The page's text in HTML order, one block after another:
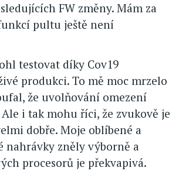
FW změny. Mám za
pultu ještě není
testovat díky Cov19
produkci. To mě moc mrzelo
že uvolňování omezení
i tak mohu říci, že zvukově je
dobře. Moje oblíbené a
nahrávky zněly výborně a
procesorů je překvapivá.